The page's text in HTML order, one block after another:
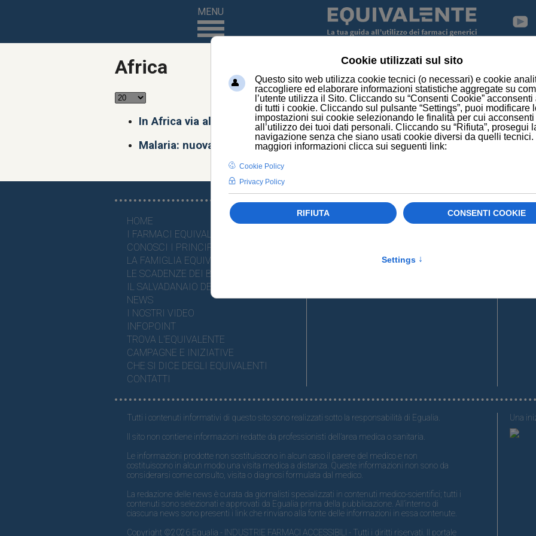
MENU
Africa
In Africa via alla prima campagna di vaccinazione contro la malaria
Malaria: nuova “super zanzara” minaccia l'Africa
HOME
I FARMACI EQUIVALENTI
CONOSCI I PRINCIPI ATTIVI
LA FAMIGLIA EQUIVALENTE
LE SCADENZE DEI BREVETTI
IL SALVADANAIO DELLA SALUTE
NEWS
I NOSTRI VIDEO
INFOPOINT
TROVA L'EQUIVALENTE
CAMPAGNE E INIZIATIVE
CHE SI DICE DEGLI EQUIVALENTI
CONTATTI
CREDITS
GESTIONE DEI COOKIE
Tutti i contenuti informativi di questo sito sono realizzati sotto la responsabilità di Egualia.
Il sito non contiene informazioni redatte da professionisti dell’area medica o sanitaria.
Le informazioni prodotte non sostituiscono in alcun caso il parere del medico e non
costituiscono in alcun modo una visita medica a distanza. Queste informazioni non sono da
considerarsi come consulto, visita o diagnosi formulata dal medico.
La redazione delle news è curata da giornalisti specializzati in contenuti medico-scientifici; tutti i
contenuti sono selezionati e approvati da Egualia prima della pubblicazione. All’interno di
ciascuna news sono presenti i link che rinviano alla fonte delle informazioni in essa contenute.
Copyright ©2026 Egualia - INDUSTRIE FARMACI ACCESSIBILI - Tutti i diritti riservati. Il portale
Una